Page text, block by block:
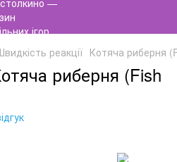
реакції Котяча риберня
риберня (Fish